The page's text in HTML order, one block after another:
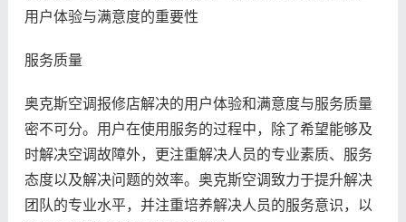
用户体验与满意度的重要性
服务质量
奥克斯空调报修店解决的用户体验和满意度与服务质量
密不可分。用户在使用服务的过程中，除了希望能够及
时解决空调故障外，更注重解决人员的专业素质、服务
态度以及解决问题的效率。奥克斯空调致力于提升解决
团队的专业水平，并注重培养解决人员的服务意识，以